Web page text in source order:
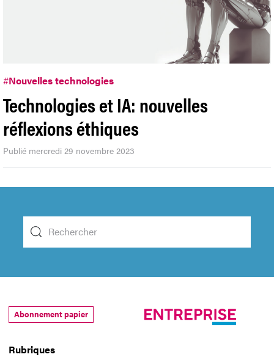
#Nouvelles technologies
Technologies et IA: nouvelles
réflexions éthiques
Publié mercredi 29 novembre 2023
Rubriques
Abonnement papier